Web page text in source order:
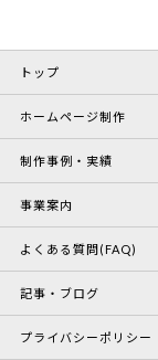
トップ
ホームページ制作
制作事例・実績
事業案内
よくある質問(FAQ)
記事・ブログ
プライバシーポリシー